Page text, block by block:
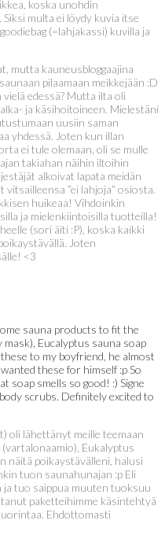
koska unohdin
multa ei löydy kuvia itse
(=lahjakassi) kuvilla ja
mutta kauneusbloggaajina
pilaamaan meikkejään :D
edessä? Mutta ilta oli
ja käsihoitoineen. Mielestäni
uusiin saman
yhdessä. Joten kun illan
ei tule olemaan, oli se mulle
takiahan näihin iltoihin
alkoivat lapata meidän
”ei lahjoja” osiosta.
huikeaa! Vihdoinkin
ja mielenkiintoisilla tuotteilla!
(sori äiti :P), koska kaikki
Joten
<3
sauna products to fit the
Eucalyptus sauna soap
to my boyfriend, he almost
these for himself :p So
soap smells so good! :) Signe
scrubs. Definitely excited to
oli lähettänyt meille teemaan
Eukalyptus
näitä poikaystävälleni, halusi
tuon saunahunajan :p Eli
tuo saippua muuten tuoksuu
paketteihimme käsintehtyä
Ehdottomasti